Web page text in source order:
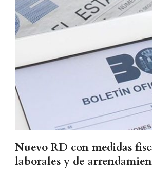
Nuevo RD con medidas
laborales y de